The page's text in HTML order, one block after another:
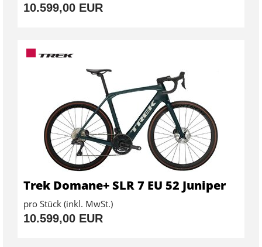
10.599,00 EUR
Trek Domane+ SLR 7 EU 52 Juniper
pro Stück (inkl. MwSt.)
10.599,00 EUR